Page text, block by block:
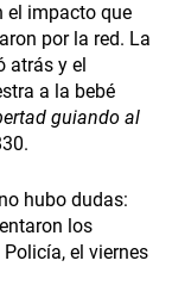
el impacto que
por la red. La
atrás y el
a la bebé
guiando al
hubo dudas:
los
el viernes